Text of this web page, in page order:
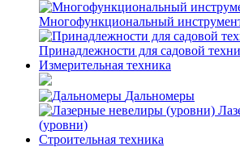
Многофункциональный
Принадлежности для садовой
Измерительная техника
Дальномеры
(уровни)
Строительная техника